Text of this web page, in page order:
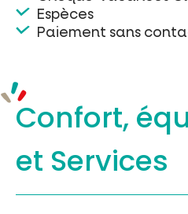
Espèces
Paiement sans
Confort,
et Services